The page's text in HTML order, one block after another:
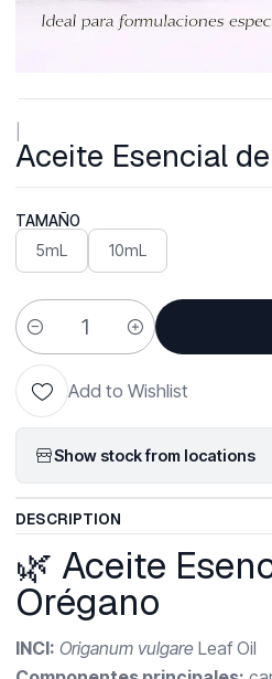
Aceite Esencial
TAMAÑO
5mL 10mL
Quantity
Add to Wishlist
Show stock from locations
DESCRIPTION
🌿 Aceite
Orégano
INCI: Origanum vulgareLeaf Oil